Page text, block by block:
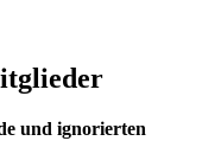
und ignorierten